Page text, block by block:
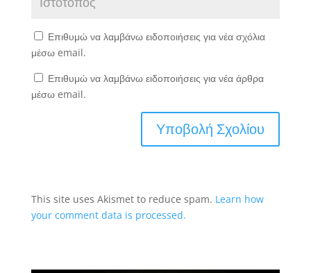
Επιθυμώ να λαμβάνω ειδοποιήσεις για νέα σχόλια
μέσω email.
Επιθυμώ να λαμβάνω ειδοποιήσεις για νέα άρθρα
μέσω email.
This site uses Akismet to reduce spam. Learn how
your comment data is processed.